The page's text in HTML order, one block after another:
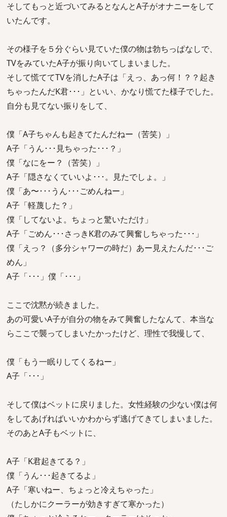
そしてもっと近づいてみるとなんとA子がオナニーをして
いたんです。
その様子を５分ぐらい見ていた僕の物は勃ちっぱなしで、
TVをみていたA子が振り向いてしまいました。
そして慌ててTVを消したA子は「えっ、あっ何！？？起き
ちゃったんだK君･･･」といい、かなり慌てた様子でした。
自分も見てない振りをして、
僕「A子ちゃんも起きてたんだねー（苦笑）」
A子「うん･･･見ちゃった･･･？」
僕「なにをー？（苦笑）」
A子「隠さなくていいよ･･･。見たでしょ。」
僕「あ〜･･･うん･･･ごめんねー」
A子「軽蔑した？」
僕「してないよ。ちょっと驚いただけ」
A子「ごめん･･･さっきK君のみて興奮しちゃった･･･」
僕「えっ？（多分シャワーの時だ）あー見えたんだ･･･ご
めん」
A子「･･･」僕「･･･」
ここで沈黙が続きました。
あの可愛いA子が自分の物をみて興奮したなんて、本当な
らここで襲ってしまいたかったけど、理性で我慢して、
僕「もう一眠りしてくるねー」
A子「･･･」
そして僕はベットに戻りました。女性経験の少ない僕は何
をしてあげればいいかわからず逃げてきてしまいました。
そのあとA子もベットに、
A子「K君起きてる？」
僕「うん･･･起きてるよ」
A子「寒いねー、ちょっと冷えちゃった」
（たしかにクーラーが効きすぎて寒かった）